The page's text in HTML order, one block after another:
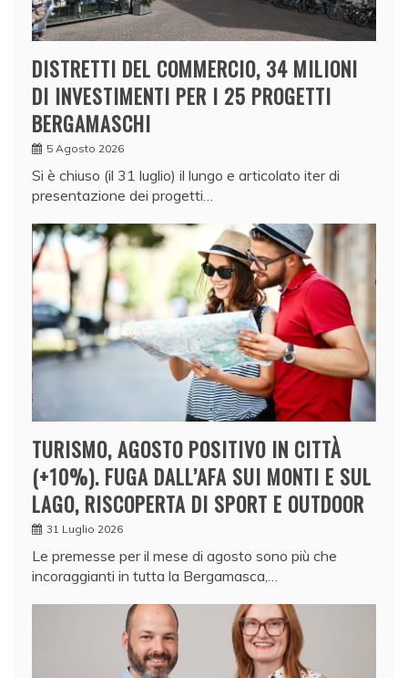
DISTRETTI DEL COMMERCIO, 34 MILIONI
DI INVESTIMENTI PER I 25 PROGETTI
BERGAMASCHI
5 Agosto 2026
Si è chiuso (il 31 luglio) il lungo e articolato iter di
presentazione dei progetti…
TURISMO, AGOSTO POSITIVO IN CITTÀ
(+10%). FUGA DALL’AFA SUI MONTI E SUL
LAGO, RISCOPERTA DI SPORT E OUTDOOR
31 Luglio 2026
Le premesse per il mese di agosto sono più che
incoraggianti in tutta la Bergamasca,…